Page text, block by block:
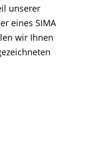
unserer
eines SIMA
wir Ihnen